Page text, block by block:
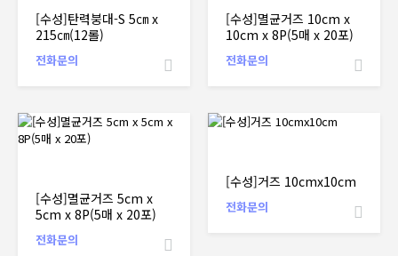
[수성]탄력붕대-S 5㎝ x
215㎝(12롤)
전화문의
[수성]멸균거즈 10cm x
10cm x 8P(5매 x 20포)
전화문의
[수성]멸균거즈 5cm x
5cm x 8P(5매 x 20포)
전화문의
[수성]거즈 10cmx10cm
전화문의